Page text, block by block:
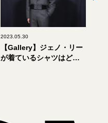
2023.05.30
【Gallery】ジェノ・リー
が着ているシャツはどこ